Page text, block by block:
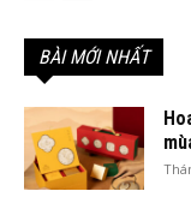
BÀI MỚI NHẤT